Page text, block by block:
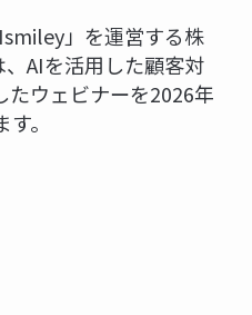
」を運営する株
AIを活用した顧客対
たウェビナーを2026年
。